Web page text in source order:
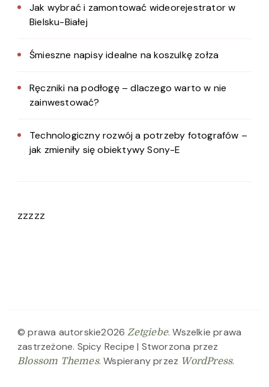
Jak wybrać i zamontować wideorejestrator w
Bielsku-Białej
Śmieszne napisy idealne na koszulkę zołza
Ręczniki na podłogę – dlaczego warto w nie
zainwestować?
Technologiczny rozwój a potrzeby fotografów –
jak zmieniły się obiektywy Sony-E
zzzzz
© prawa autorskie2026Zetgiebe. Wszelkie prawa
zastrzeżone. Spicy Recipe | Stworzona przez
Blossom Themes. Wspierany przez WordPress.